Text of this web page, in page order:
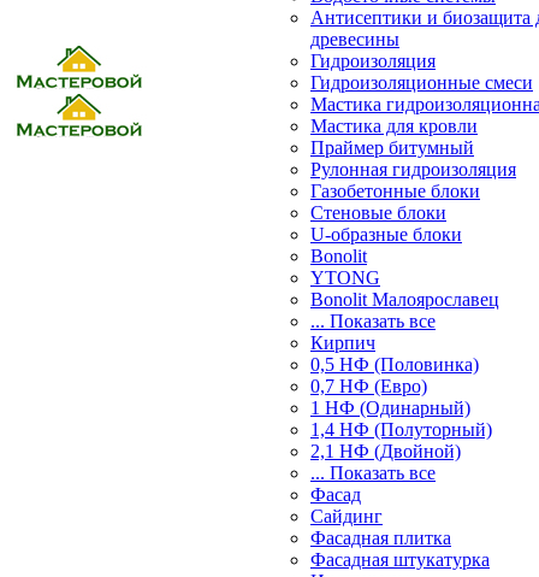
Антисептики и биозащита
древесины
Гидроизоляция
Гидроизоляционные смеси
Мастика
Мастика для кровли
Праймер битумный
Рулонная гидроизоляция
Газобетонные блоки
Стеновые блоки
U-образные блоки
Bonolit
YTONG
Bonolit Малоярославец
... Показать все
Кирпич
0,5 НФ (Половинка)
0,7 НФ (Евро)
1 НФ (Одинарный)
1,4 НФ (Полуторный)
2,1 НФ (Двойной)
... Показать все
Фасад
Сайдинг
Фасадная плитка
Фасадная штукатурка